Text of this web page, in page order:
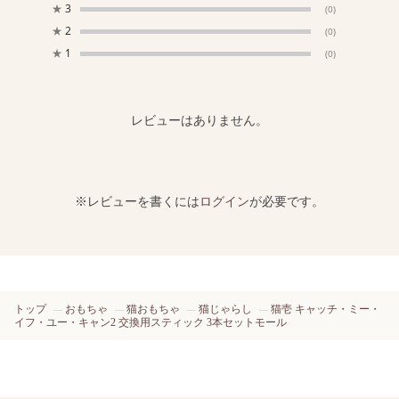
★ 3 (0)
★ 2 (0)
★ 1 (0)
レビューはありません。
※レビューを書くにはログインが必要です。
トップ おもちゃ 猫おもちゃ 猫じゃらし
猫壱 キャッチ・ミー・
イフ・ユー・キャン2 交換用スティック 3本セットモール